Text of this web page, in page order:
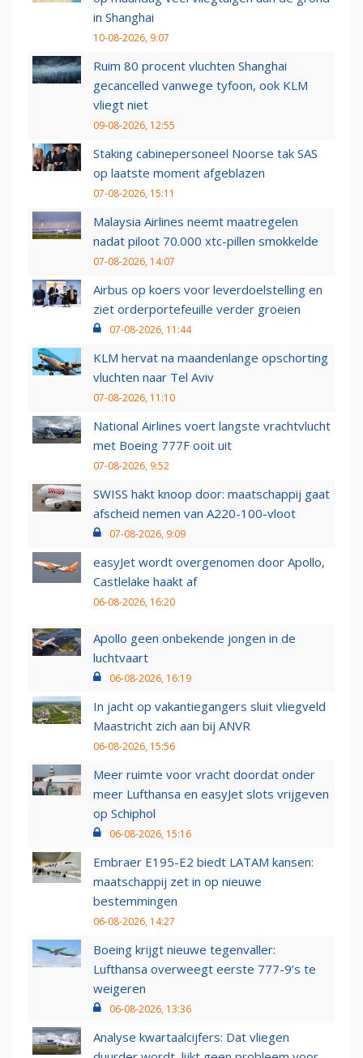
in Shanghai
10-08-2026, 9:07
Ruim 80 procent vluchten Shanghai
gecancelled vanwege tyfoon, ook KLM
vliegt niet
09-08-2026, 12:55
Staking cabinepersoneel Noorse tak SAS
op laatste moment afgeblazen
07-08-2026, 15:11
Malaysia Airlines neemt maatregelen
nadat piloot 70.000 xtc-pillen smokkelde
07-08-2026, 14:07
Airbus op koers voor leverdoelstelling en
ziet orderportefeuille verder groeien
07-08-2026, 11:44
KLM hervat na maandenlange opschorting
vluchten naar Tel Aviv
07-08-2026, 11:10
National Airlines voert langste vrachtvlucht
met Boeing 777F ooit uit
07-08-2026, 9:52
SWISS hakt knoop door: maatschappij gaat
afscheid nemen van A220-100-vloot
07-08-2026, 9:09
easyJet wordt overgenomen door Apollo,
Castlelake haakt af
06-08-2026, 16:20
Apollo geen onbekende jongen in de
luchtvaart
06-08-2026, 16:19
In jacht op vakantiegangers sluit vliegveld
Maastricht zich aan bij ANVR
06-08-2026, 15:56
Meer ruimte voor vracht doordat onder
meer Lufthansa en easyJet slots vrijgeven
op Schiphol
06-08-2026, 15:16
Embraer E195-E2 biedt LATAM kansen:
maatschappij zet in op nieuwe
bestemmingen
06-08-2026, 14:27
Boeing krijgt nieuwe tegenvaller:
Lufthansa overweegt eerste 777-9’s te
weigeren
06-08-2026, 13:36
Analyse kwartaalcijfers: Dat vliegen